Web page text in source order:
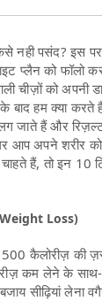
नही पसंद? इस
प्लैन को फॉलो
चीज़ों को अपनी
हम क्या करते
जाते हैं और
आप अपने शरीर
हैं, तो इन 10
Weight Loss)
कैलोरीज़ की
कम लेने के
सीढ़ियां लेना